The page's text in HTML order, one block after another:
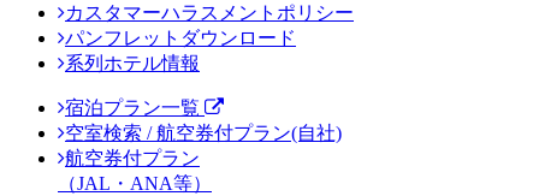
カスタマーハラスメントポリシー
パンフレットダウンロード
系列ホテル情報
宿泊プラン一覧
空室検索 / 航空券付プラン(自社)
航空券付プラン
（JAL・ANA等）